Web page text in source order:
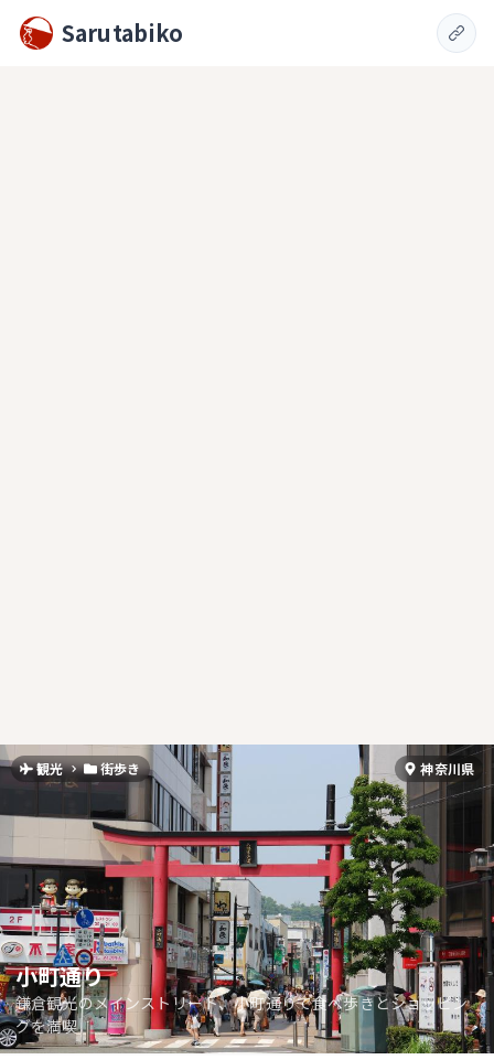
Sarutabiko
観光 街歩き 神奈川県
小町通り
鎌倉観光のメインストリート、小町通りで食べ歩きとショッピン
グを満喫